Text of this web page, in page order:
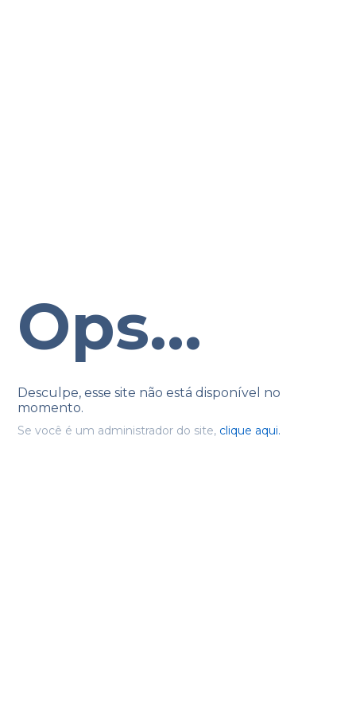
Ops...
Desculpe, esse site não está disponível no
momento.
Se você é um administrador do site, clique aqui.